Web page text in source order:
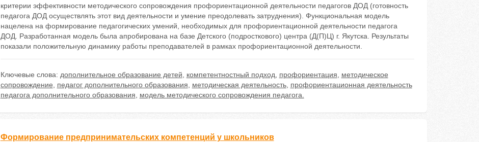
критерии эффективности методического сопровождения профориентационной деятельности педагогов ДОД (готовность
педагога ДОД осуществлять этот вид деятельности и умение преодолевать затруднения). Функциональная модель
нацелена на формирование педагогических умений, необходимых для профориентационной деятельности педагога
ДОД. Разработанная модель была апробирована на базе Детского (подросткового) центра (Д(П)Ц) г. Якутска. Результаты
показали положительную динамику работы преподавателей в рамках профориентационной деятельности.
Ключевые слова: дополнительное образование детей компетентностный подход профориентация
методическое
сопровождение
педагог дополнительного образования методическая деятельность, профориентационная деятельность
педагога дополнительного образования
модель методического сопровождения педагога.
Формирование предпринимательских компетенций у школьников